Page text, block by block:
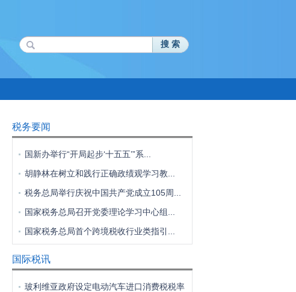
搜 索
税务要闻
国新办举行“开局起步‘十五五’”系...
胡静林在树立和践行正确政绩观学习教...
税务总局举行庆祝中国共产党成立105周...
国家税务总局召开党委理论学习中心组...
国家税务总局首个跨境税收行业类指引...
国际税讯
玻利维亚政府设定电动汽车进口消费税税率